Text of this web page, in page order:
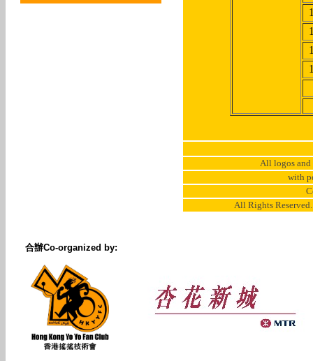
All logos and
with
All Rights
合辦Co-organized by: